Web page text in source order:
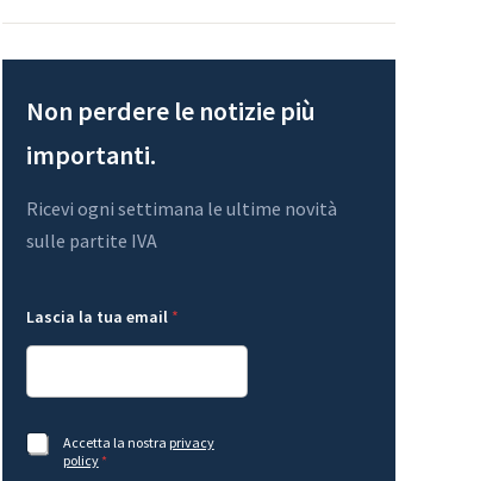
Non perdere le notizie più
importanti.
Ricevi ogni settimana le ultime novità
sulle partite IVA
a
a
m
a
a
a
D
P
Lascia la tua email *
A
c
Accetta la nostra privacy
policy*